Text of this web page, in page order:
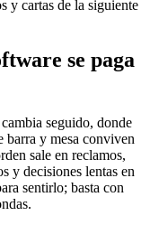
y cartas de la siguiente
se paga
seguido, donde
barra y mesa conviven
sale en reclamos,
y decisiones lentas en
sentirlo; basta con